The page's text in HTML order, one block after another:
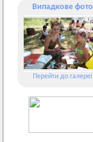
Випадкове фото
Перейти до галереї